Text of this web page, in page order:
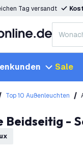
Tag versandt
Sale
Top 10 Außenleuchten
Beidseitig -